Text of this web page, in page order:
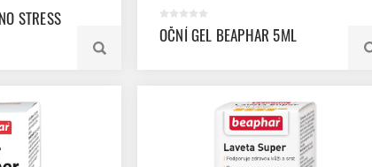
STRESS
OČNÍ GEL BEAPHAR 5ML